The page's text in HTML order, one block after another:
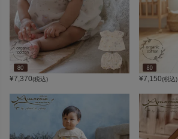
¥7,370(税込) ¥7,150(税込)